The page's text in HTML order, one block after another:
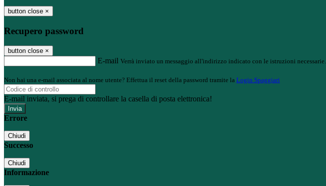
button close ×
Recupero password
button close ×
E-mail Verrà inviato un messaggio all'indirizzo indicato con le istruzioni necessarie.
Non hai una e-mail associata al nome utente? Effettua il reset della password tramite la Login Spaggiari
E-mail inviata, si prega di controllare la casella di posta elettronica!
Errore
Chiudi
Successo
Chiudi
Informazione